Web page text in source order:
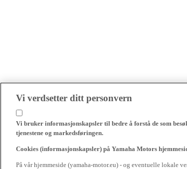
Vi verdsetter ditt personvern
Vi bruker informasjonskapsler til bedre å forstå de som
tjenestene og markedsføringen.
Cookies (informasjonskapsler) på Yamaha Motors
På vår hjemmeside (yamaha-motor.eu) - og eventuelle lokale